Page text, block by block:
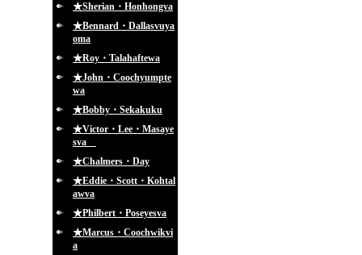
★Sherian・Honhongva
★Bennard・Dallasvuya
oma
★Roy・Talahaftewa
★John・Coochyumpte
wa
★Bobby・Sekakuku
★Victor・Lee・Masaye
sva
★Chalmers・Day
★Eddie・Scott・Kohtal
awva
★Philbert・Poseyesva
★Marcus・Coochwikvi
a